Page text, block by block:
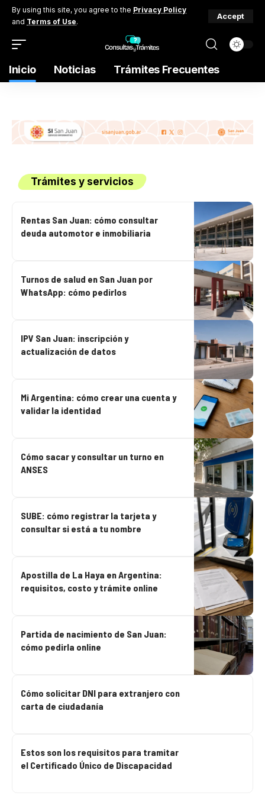
By using this site, you agree to the Privacy Policy
and Terms of Use.
Accept
Inicio Noticias Trámites Frecuentes
Trámites y servicios
Rentas San Juan: cómo consultar
deuda automotor e inmobiliaria
Turnos de salud en San Juan por
WhatsApp: cómo pedirlos
IPV San Juan: inscripción y
actualización de datos
Mi Argentina: cómo crear una cuenta y
validar la identidad
Cómo sacar y consultar un turno en
ANSES
SUBE: cómo registrar la tarjeta y
consultar si está a tu nombre
Apostilla de La Haya en Argentina:
requisitos, costo y trámite online
Partida de nacimiento de San Juan:
cómo pedirla online
Cómo solicitar DNI para extranjero con
carta de ciudadanía
Estos son los requisitos para tramitar
el Certificado Único de Discapacidad